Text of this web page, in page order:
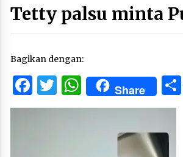
Tetty palsu minta
Bagikan dengan:
Facebook
Twitter
WhatsApp
Share